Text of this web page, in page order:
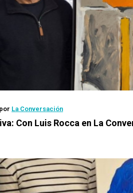
La Conversación
Con Luis Rocca en La